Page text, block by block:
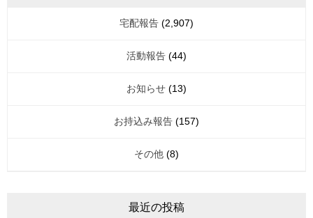
宅配報告 (2,907)
活動報告 (44)
お知らせ (13)
お持込み報告 (157)
その他 (8)
最近の投稿